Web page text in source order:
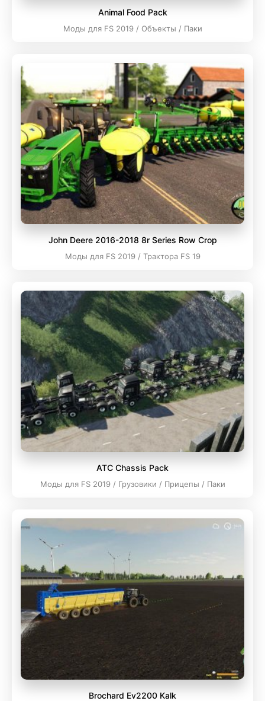
Animal Food Pack
Моды для FS 2019 / Объекты / Паки
John Deere 2016-2018 8r Series Row Crop
Моды для FS 2019 / Трактора FS 19
ATC Chassis Pack
Моды для FS 2019 / Грузовики / Прицепы / Паки
Brochard Ev2200 Kalk